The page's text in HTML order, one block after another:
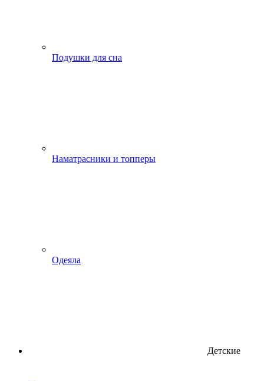
Подушки для сна
Наматрасники и топперы
Одеяла
Детские